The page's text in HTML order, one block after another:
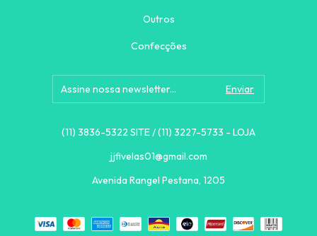
Outros
Confecções
(11) 3836-5322 SITE / (11) 3227-5733 - LOJA
jjfivelas01@gmail.com
Avenida Rangel Pestana, 1205